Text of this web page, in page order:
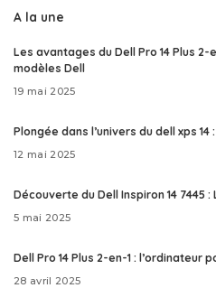
A la une
Les avantages du Dell Pro 14 Plus
modèles Dell
19 mai 2025
Plongée dans l’univers du dell xps
12 mai 2025
Découverte du Dell Inspiron 14 7445
5 mai 2025
Dell Pro 14 Plus 2-en-1 :
28 avril 2025